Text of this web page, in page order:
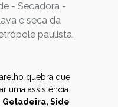
- Secadora-
e secada
paulista.
quebra que
uma assistência
Geladeira, Side